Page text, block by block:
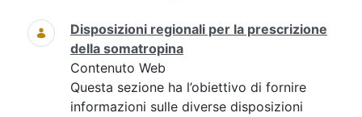
Disposizioni regionali per la prescrizione
della somatropina
Contenuto Web
Questa sezione ha l’obiettivo di fornire
informazioni sulle diverse disposizioni